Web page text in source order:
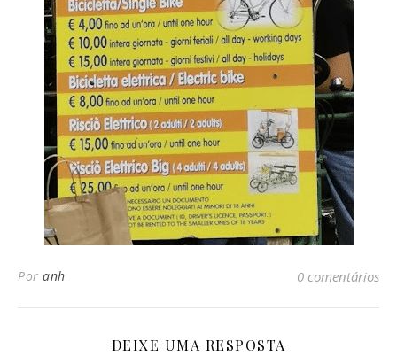
Por anh 0 comentários
DEIXE UMA RESPOSTA